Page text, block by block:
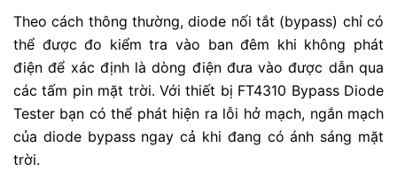
Theo cách thông thường, diode nối tắt (bypass) chỉ có
thể được đo kiểm tra vào ban đêm khi không phát
điện để xác định là dòng điện đưa vào được dẫn qua
các tấm pin mặt trời. Với thiết bị FT4310 Bypass Diode
Tester bạn có thể phát hiện ra lỗi hở mạch, ngắn mạch
của diode bypass ngay cả khi đang có ánh sáng mặt
trời.